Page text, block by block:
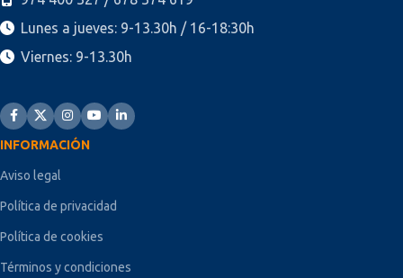
Lunes a jueves: 9-13.30h / 16-18:30h
Viernes: 9-13.30h
INFORMACIÓN
Aviso legal
Política de privacidad
Política de cookies
Términos y condiciones